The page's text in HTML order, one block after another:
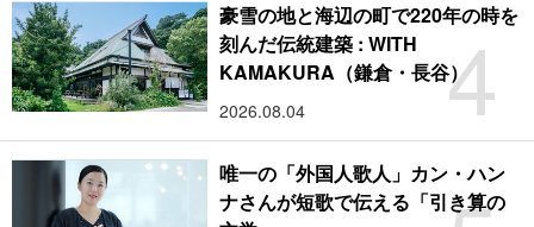
4
豪雪の地と海辺の町で220年の時を
刻んだ伝統建築 : WITH
KAMAKURA（鎌倉・長谷）
2026.08.04
唯一の「外国人歌人」カン・ハン
ナさんが短歌で伝える「引き算の